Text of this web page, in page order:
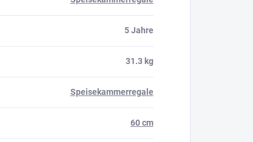
5 Jahre
31.3 kg
Speisekammerregale
60 cm